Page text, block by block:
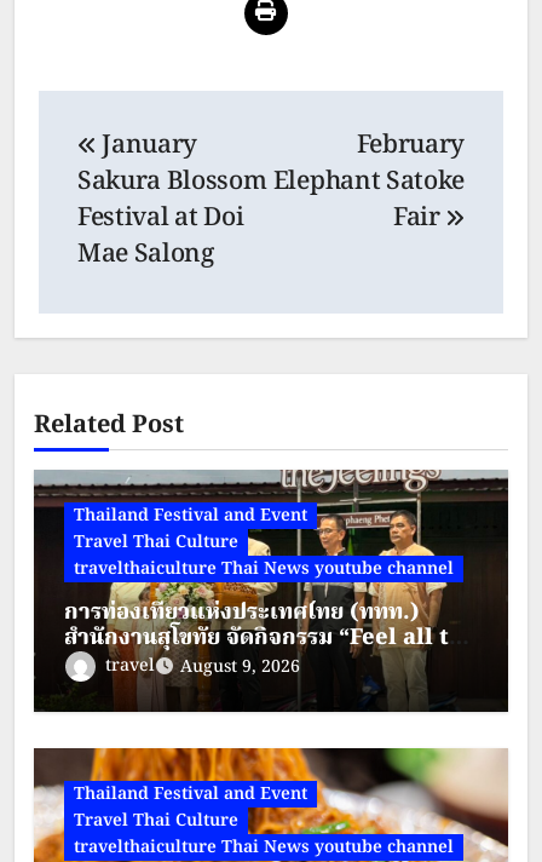
navigation
January
Sakura Blossom
Festival at Doi
Mae Salong
February
Elephant Satoke
Fair
Related Post
Thailand Festival and Event
Travel Thai Culture
travelthaiculture Thai News youtube channel
การท่องเที่ยวแห่งประเทศไทย (ททท.)
สำนักงานสุโขทัย จัดกิจกรรม “Feel all the
feelings @ Kamphaeng Phet” ณ ตลาด
ย้อนยุคนครชุม
travel August 9, 2026
Thailand Festival and Event
Travel Thai Culture
travelthaiculture Thai News youtube channel